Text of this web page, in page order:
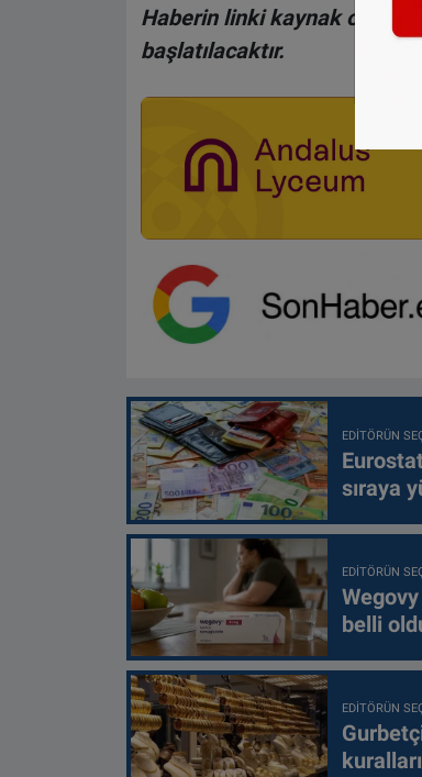
Haberin linki kaynak olarak
başlatılacaktır.
EDITÖRÜN
sıraya
EDITÖRÜN
Wegovy
belli
EDITÖRÜN